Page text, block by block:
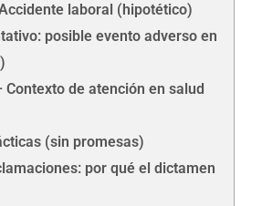
laboral (hipotético)
posible evento adverso en
Contexto de atención en salud
(sin promesas)
por qué el dictamen